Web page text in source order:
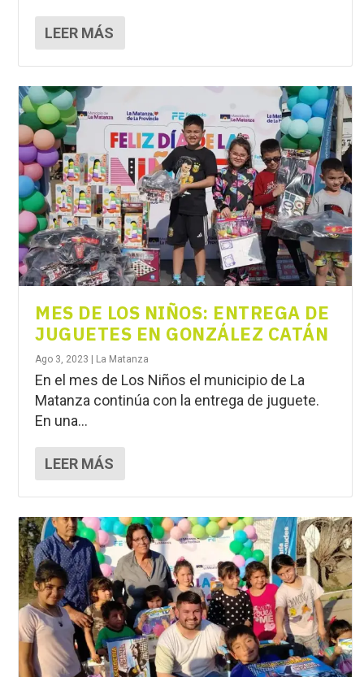
LEER MÁS
MES DE LOS NIÑOS: ENTREGA DE
JUGUETES EN GONZÁLEZ CATÁN
Ago 3, 2023 | La Matanza
En el mes de Los Niños el municipio de La
Matanza continúa con la entrega de juguete.
En una...
LEER MÁS